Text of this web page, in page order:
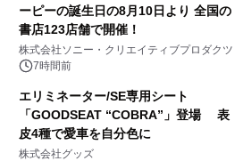
ーピーの誕生日の8月10日より 全国の
書店123店舗で開催！
株式会社ソニー・クリエイティブプロダクツ
7時間前
エリミネーター/SE専用シート
「GOODSEAT “COBRA”」登場 表
皮4種で愛車を自分色に
株式会社グッズ